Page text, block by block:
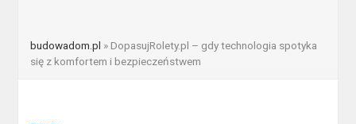
budowadom.pl » DopasujRolety.pl – gdy technologia spotyka
się z komfortem i bezpieczeństwem